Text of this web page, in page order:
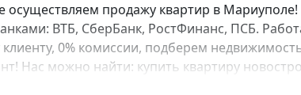
продажу квартир в
ВТБ, СберБанк, РостФинанс, ПСБ.
0% комиссии, подберем
можно найти: купить квартиру
квартиру в рассрочку, купить квартиру у